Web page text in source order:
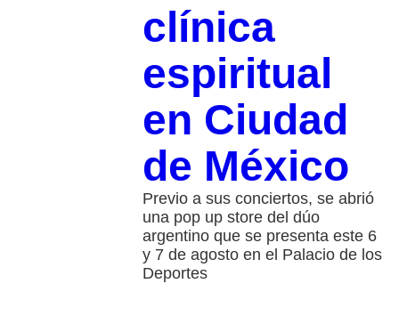
clínica
espiritual
en Ciudad
de México
Previo a sus conciertos, se abrió
una pop up store del dúo
argentino que se presenta este 6
y 7 de agosto en el Palacio de los
Deportes